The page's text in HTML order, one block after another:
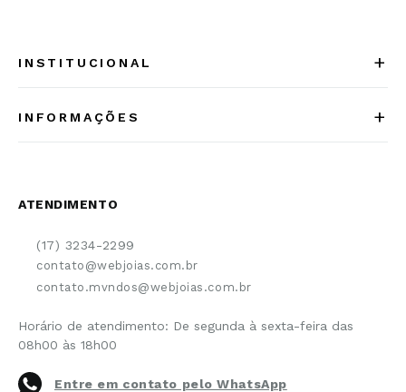
INSTITUCIONAL +
Conheça a linha MVNDOS
INFORMAÇÕES +
Cancelamento de Compra
Certificado de Garantia
Forma de Pagamento
Prazo de Entrega
ATENDIMENTO
(17) 3234-2299
contato@webjoias.com.br
contato.mvndos@webjoias.com.br
Horário de atendimento: De segunda à sexta-feira das
08h00 às 18h00
Entre em contato pelo WhatsApp